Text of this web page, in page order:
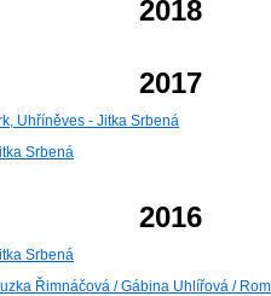
2018
2017
Uhříněves - Jitka Srbená
Srbená
2016
Srbená
Řimnáčová / Gábina Uhlířová /